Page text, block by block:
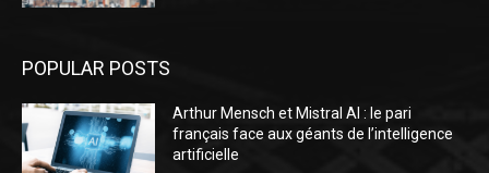
POPULAR POSTS
Arthur Mensch et Mistral AI : le pari
français face aux géants de l’intelligence
artificielle